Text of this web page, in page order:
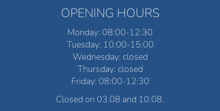
OPENING HOURS
Monday: 08:00-12:30
Tuesday: 10:00-15:00
Wednesday: closed
Thursday: closed
Friday: 08:00-12:30
Closed on 03.08 and 10.08.